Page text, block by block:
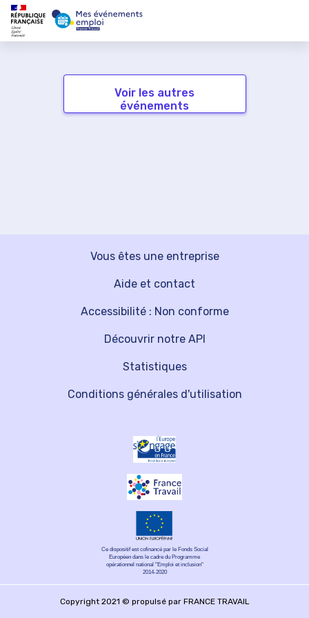
Voir les autres
événements
Vous êtes une entreprise
Découvrir notre API
Aide et contact
Statistiques
Accessibilité : Non conforme
Conditions générales d'utilisation
Ce dispositif est cofinancé par le Fonds Social
Européen dans le cadre du Programme
opérationnel national "Emploi et inclusion"
2014-2020
Copyright 2021 © propulsé par FRANCE TRAVAIL